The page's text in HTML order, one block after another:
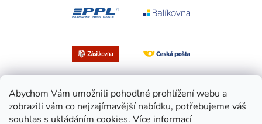
Abychom Vám umožnili pohodlné prohlížení webu a
zobrazili vám co nejzajímavější nabídku, potřebujeme váš
souhlas s ukládáním cookies. Více informací